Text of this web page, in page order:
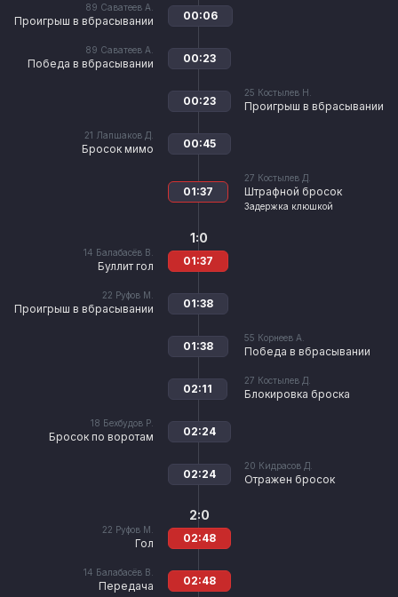
89 Саватеев А.
Проигрыш в вбрасывании 00:06
89 Саватеев А.
Победа в вбрасывании 00:23
25 Костылев Н.
Проигрыш в вбрасывании
00:23
21 Лапшаков Д.
Бросок мимо 00:45
27 Костылев Д.
Штрафной бросок
Задержка клюшкой
01:37
14 Балабасёв В.
Буллит гол
1:0
01:37
22 Руфов М.
Проигрыш в вбрасывании 01:38
55 Корнеев А.
Победа в вбрасывании
01:38
27 Костылев Д.
Блокировка броска
02:11
18 Бехбудов Р.
Бросок по воротам 02:24
20 Кидрасов Д.
Отражен бросок
02:24
22 Руфов М.
Гол
2:0
02:48
14 Балабасёв В.
Передача 02:48